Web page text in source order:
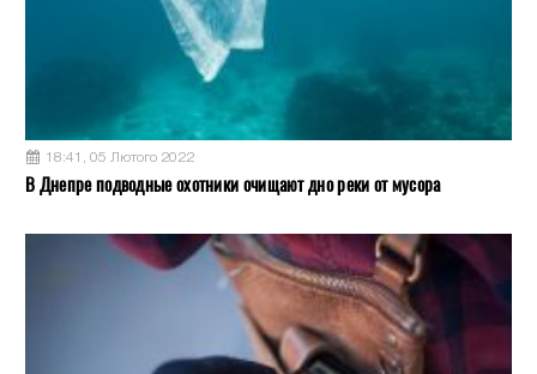
18:41, 05 Лютого 2022
В Днепре подводные охотники очищают дно реки от мусора